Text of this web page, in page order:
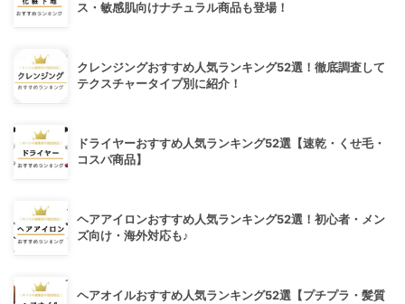
ス・敏感肌向けナチュラル商品も登場！
クレンジングおすすめ人気ランキング52選！徹底調査して
テクスチャータイプ別に紹介！
ドライヤーおすすめ人気ランキング52選【速乾・くせ毛・
コスパ商品】
ヘアアイロンおすすめ人気ランキング52選！初心者・メン
ズ向け・海外対応も♪
ヘアオイルおすすめ人気ランキング52選【プチプラ・髪質